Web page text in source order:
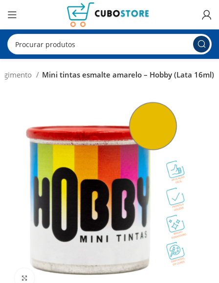
Mini tintas esmalte amarelo – Hobby (Lata 16ml)
Clique para ampliar